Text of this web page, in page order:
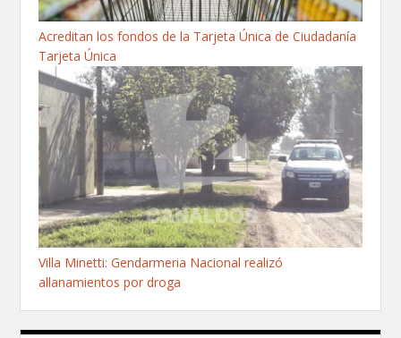
Acreditan los fondos de la Tarjeta Única de Ciudadanía
Tarjeta Única
Villa Minetti: Gendarmeria Nacional realizó
allanamientos por droga